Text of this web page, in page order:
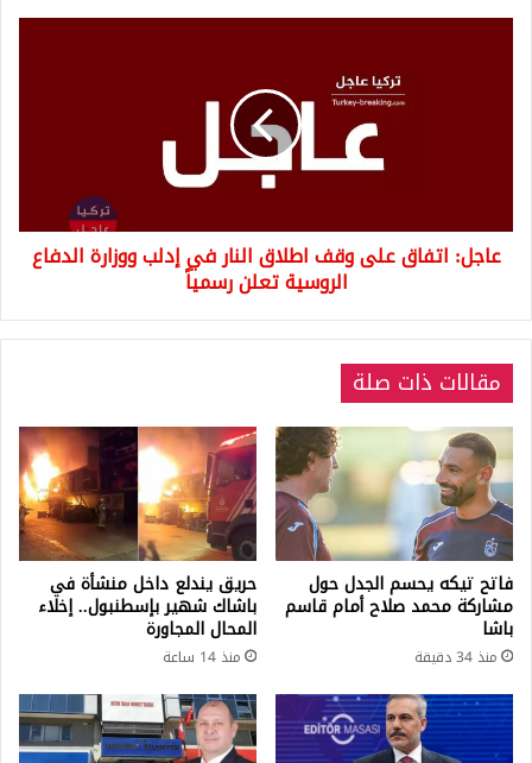
ووزارة
الدفاع
الروسية
رسمياً
عاجل: اتفاق على وقف اطلاق النار في إدلب ووزارة الدفاع
الروسية تعلن رسمياً
مقالات ذات صلة
فاتح تيكه يحسم الجدل حول
مشاركة محمد صلاح أمام قاسم
باشا
منذ 34 دقيقة
حريق يندلع داخل منشأة في
باشاك شهير بإسطنبول.. إخلاء
المحال المجاورة
منذ 14 ساعة